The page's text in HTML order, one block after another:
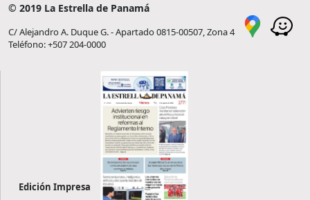
© 2019 La Estrella de Panamá
C/ Alejandro A. Duque G. - Apartado 0815-00507, Zona 4
Teléfono: +507 204-0000
Edición Impresa